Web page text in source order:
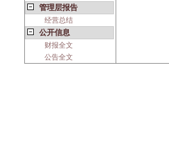
管理层报告
经营总结
公开信息
财报全文
公告全文